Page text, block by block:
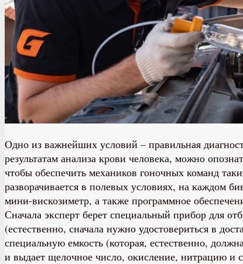
Одно из важнейших условий – правильная
результатам анализа крови человека, можно
чтобы обеспечить механиков гоночных команд
разворачивается в полевых условиях, на каждом
мини-вискозиметр, а также программное
Сначала эксперт берет специальный прибор для
(естественно, сначала нужно удостовериться в
специальную емкость (которая, естественно,
и выдает щелочное число, окисление, нитрацию и